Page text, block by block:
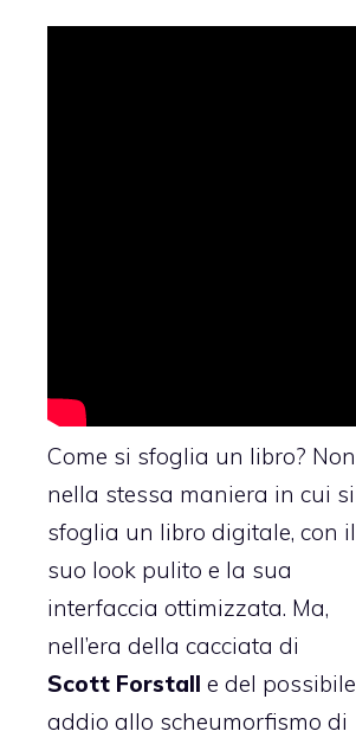
Come si sfoglia un libro? Non
nella stessa maniera in cui si
sfoglia un libro digitale, con il
suo look pulito e la sua
interfaccia ottimizzata. Ma,
nell’era della cacciata di
Scott Forstall e del possibile
addio allo scheumorfismo di